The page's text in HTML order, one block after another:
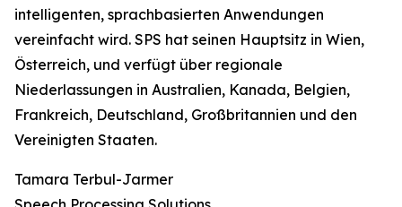
intelligenten, sprachbasierten Anwendungen
vereinfacht wird. SPS hat seinen Hauptsitz in Wien,
Österreich, und verfügt über regionale
Niederlassungen in Australien, Kanada, Belgien,
Frankreich, Deutschland, Großbritannien und den
Vereinigten Staaten.
Tamara Terbul-Jarmer